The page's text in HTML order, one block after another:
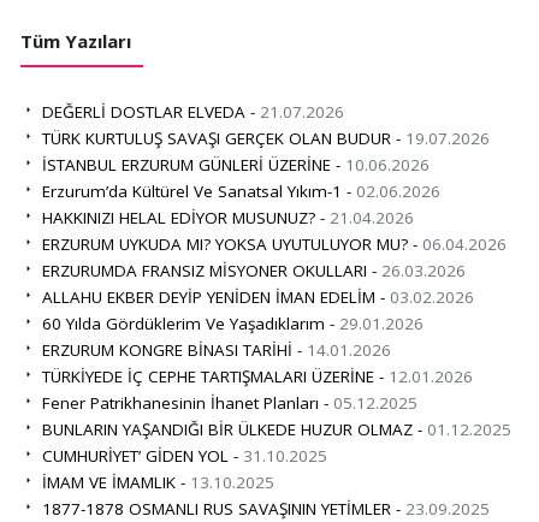
Tüm Yazıları
DEĞERLİ DOSTLAR ELVEDA - 21.07.2026
TÜRK KURTULUŞ SAVAŞI GERÇEK OLAN BUDUR - 19.07.2026
İSTANBUL ERZURUM GÜNLERİ ÜZERİNE - 10.06.2026
Erzurum’da Kültürel Ve Sanatsal Yıkım-1 - 02.06.2026
HAKKINIZI HELAL EDİYOR MUSUNUZ? - 21.04.2026
ERZURUM UYKUDA MI? YOKSA UYUTULUYOR MU? - 06.04.2026
ERZURUMDA FRANSIZ MİSYONER OKULLARI - 26.03.2026
ALLAHU EKBER DEYİP YENİDEN İMAN EDELİM - 03.02.2026
60 Yılda Gördüklerim Ve Yaşadıklarım - 29.01.2026
ERZURUM KONGRE BİNASI TARİHİ - 14.01.2026
TÜRKİYEDE İÇ CEPHE TARTIŞMALARI ÜZERİNE - 12.01.2026
Fener Patrikhanesinin İhanet Planları - 05.12.2025
BUNLARIN YAŞANDIĞI BİR ÜLKEDE HUZUR OLMAZ - 01.12.2025
CUMHURİYET’ GİDEN YOL - 31.10.2025
İMAM VE İMAMLIK - 13.10.2025
1877-1878 OSMANLI RUS SAVAŞININ YETİMLER - 23.09.2025